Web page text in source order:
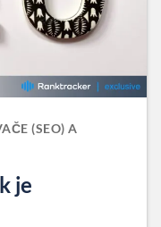
(SEO) A
je